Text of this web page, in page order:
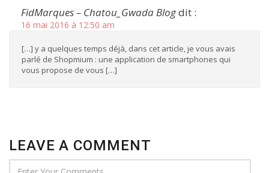
FidMarques – Chatou_Gwada Blogdit :
16 mai 2016 à 12:50 am
[…] y a quelques temps déjà, dans cet article, je vous avais
parlé de Shopmium : une application de smartphones qui
vous propose de vous […]
LEAVE A COMMENT